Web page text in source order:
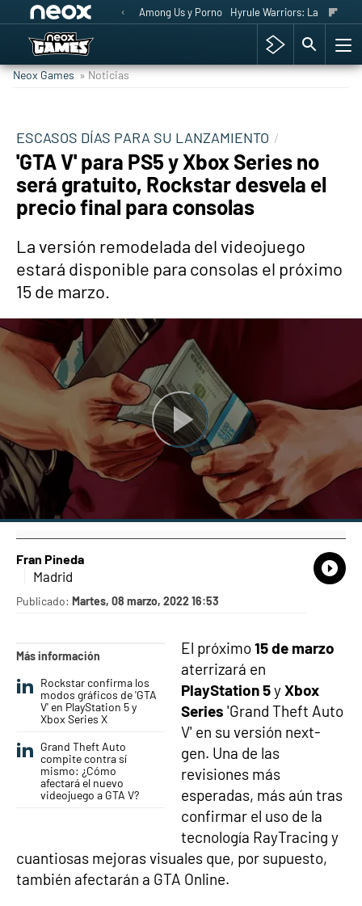
Among Us y Porno Hyrule Warriors: La Era del
Neox Games » Noticias
ESCASOS DÍAS PARA SU LANZAMIENTO
'GTA V' para PS5 y Xbox Series no
será gratuito, Rockstar desvela el
precio final para consolas
La versión remodelada del videojuego
estará disponible para consolas el próximo
15 de marzo.
Fran Pineda
Madrid
Publicado: Martes, 08 marzo, 2022 16:53
Más información
Rockstar confirma los
modos gráficos de 'GTA
V' en PlayStation 5 y
Xbox Series X
Grand Theft Auto
compite contra sí
mismo: ¿Cómo
afectará el nuevo
videojuego a GTA V?
El próximo15 de marzo
aterrizará en
PlayStation 5yXbox
Series 'Grand Theft Auto
V' en su versión next-
gen. Una de las
revisiones más
esperadas, más aún tras
confirmar el uso de la
tecnología RayTracing y
cuantiosas mejoras visuales que, por supuesto,
también afectarán a GTA Online.